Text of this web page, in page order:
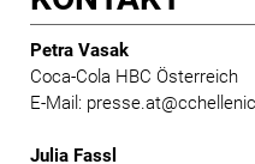
Petra Vasak
Coca-Cola HBC Österreich
E-Mail:
Julia Fassl